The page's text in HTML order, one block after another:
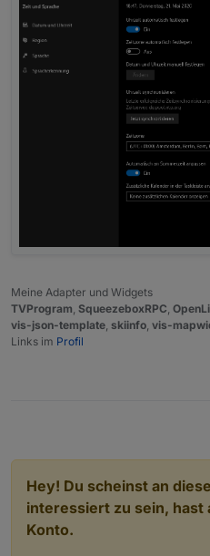
Meine Adapter und Widgets
TVProgram, SqueezeboxRPC,
vis-json-template, skiinfo, vis-
Links im Profil
Hey! Du scheinst an
interessiert zu sein, hast
Konto.